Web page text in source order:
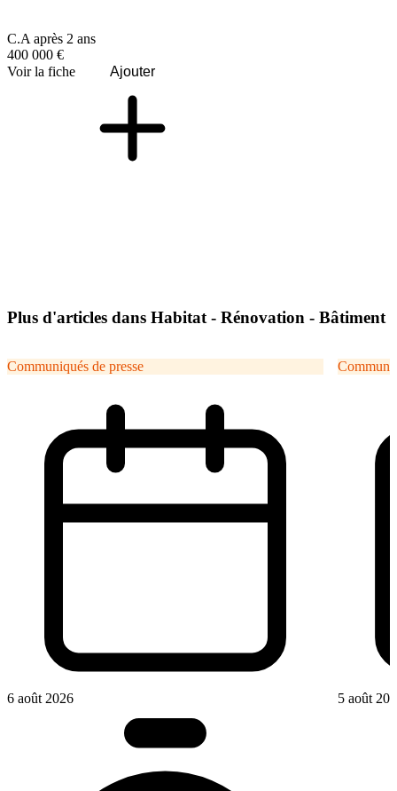
C.A après 2 ans
400 000 €
Voir la fiche
Ajouter
Plus d'articles dans Habitat - Rénovation - Bâtiment
Communiqués de presse
6 août 2026 5 août